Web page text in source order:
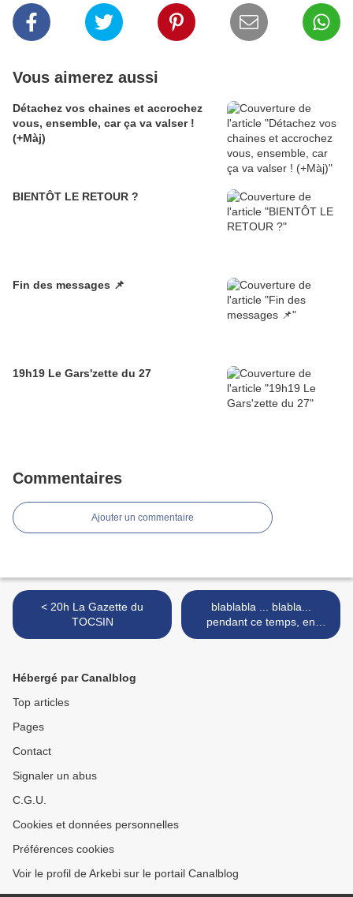
Vous aimerez aussi
Détachez vos chaines et accrochez
vous, ensemble, car ça va valser !
(+Màj)
BIENTÔT LE RETOUR ?
Fin des messages 📌
19h19 Le Gars'zette du 27
Commentaires
Ajouter un commentaire
< 20h La Gazette du
TOCSIN
blablabla ... blabla...
pendant ce temps, en
même temps, ...
Hébergé par Canalblog
Top articles
Pages
Contact
Signaler un abus
C.G.U.
Cookies et données personnelles
Préférences cookies
Voir le profil de Arkebi sur le portail Canalblog